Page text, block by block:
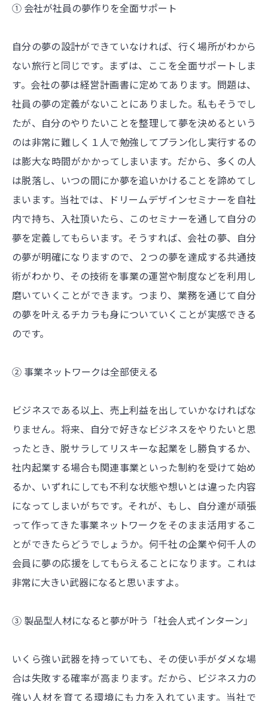
① 会社が社員の夢作りを全面サポート
自分の夢の設計ができていなければ、行く場所がわから
ない旅行と同じです。まずは、ここを全面サポートしま
す。会社の夢は経営計画書に定めてあります。問題は、
社員の夢の定義がないことにありました。私もそうでし
たが、自分のやりたいことを整理して夢を決めるという
のは非常に難しく１人で勉強してプラン化し実行するの
は膨大な時間がかかってしまいます。だから、多くの人
は脱落し、いつの間にか夢を追いかけることを諦めてし
まいます。当社では、ドリームデザインセミナーを自社
内で持ち、入社頂いたら、このセミナーを通して自分の
夢を定義してもらいます。そうすれば、会社の夢、自分
の夢が明確になりますので、２つの夢を達成する共通技
術がわかり、その技術を事業の運営や制度などを利用し
磨いていくことができます。つまり、業務を通じて自分
の夢を叶えるチカラも身についていくことが実感できる
のです。
② 事業ネットワークは全部使える
ビジネスである以上、売上利益を出していかなければな
りません。将来、自分で好きなビジネスをやりたいと思
ったとき、脱サラしてリスキーな起業をし勝負するか、
社内起業する場合も関連事業といった制約を受けて始め
るか、いずれにしても不利な状態や想いとは違った内容
になってしまいがちです。それが、もし、自分達が頑張
って作ってきた事業ネットワークをそのまま活用するこ
とができたらどうでしょうか。何千社の企業や何千人の
会員に夢の応援をしてもらえることになります。これは
非常に大きい武器になると思いますよ。
③ 製品型人材になると夢が叶う「社会人式インターン」
いくら強い武器を持っていても、その使い手がダメな場
合は失敗する確率が高まります。だから、ビジネス力の
強い人材を育てる環境にも力を入れています。当社で